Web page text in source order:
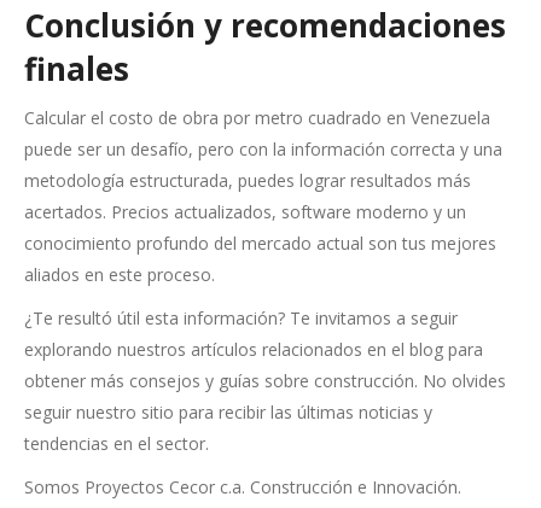
Conclusión y recomendaciones
finales
Calcular el costo de obra por metro cuadrado en Venezuela
puede ser un desafío, pero con la información correcta y una
metodología estructurada, puedes lograr resultados más
acertados. Precios actualizados, software moderno y un
conocimiento profundo del mercado actual son tus mejores
aliados en este proceso.
¿Te resultó útil esta información? Te invitamos a seguir
explorando nuestros artículos relacionados en el blog para
obtener más consejos y guías sobre construcción. No olvides
seguir nuestro sitio para recibir las últimas noticias y
tendencias en el sector.
Somos Proyectos Cecor c.a. Construcción e Innovación.